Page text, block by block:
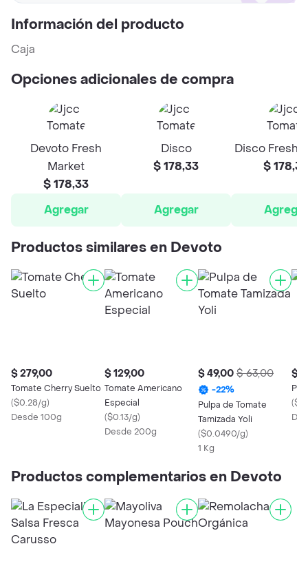
Información del producto
Caja
Opciones adicionales de compra
Devoto Fresh
Market
$ 178,33
Agregar
Disco
$ 178,33
Agregar
Disco Fresh
$ 178,33
Agregar
Productos similares en Devoto
$ 279,00
Tomate Cherry Suelto
($0.28/g)
Desde 100g
$ 129,00
Tomate Americano
Especial
($0.13/g)
Desde 200g
$ 49,00 $ 63,00
-22%
Pulpa de Tomate
Tamizada Yoli
($0.0490/g)
1 Kg
$
(
Productos complementarios en Devoto